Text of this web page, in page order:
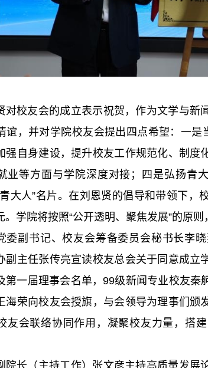
对校友会的成立表示祝贺，作为文学与新
谊，并对学院校友会提出四点希望：一是
强自身建设，提升校友工作规范化、制度
业等方面与学院深度对接；四是弘扬青
大人”名片。在刘恩贤的倡导和带领下，
。学院将按照“公开透明、聚焦发展”的原则
委副书记、校友会筹备委员会秘书长李
副主任张传亮宣读校友总会关于同意成立
第一届理事会名单，99级新闻专业校友秦
海荣向校友会授旗，与会领导为理事们颁
友会联络协同作用，凝聚校友力量，搭
院长（主持工作）张文彦主持高质量发展